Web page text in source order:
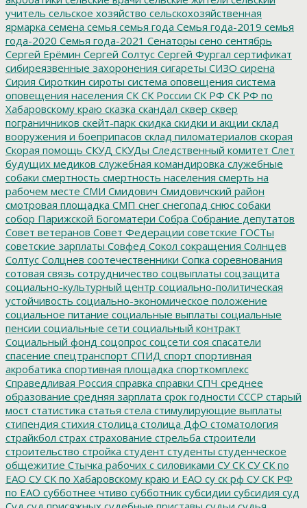
учитель сельское хозяйство сельскохозяйственная
ярмарка семена семья семья года Семья года-2019 семья
года-2020 Семья года-2021 Сенаторы сено сентябрь
Сергей Ерёмин Сергей Солтус Сергей Фургал сертификат
сибиреязвенные захоронения сигареты СИЗО сирена
Сирия Сироткин сироты система оповещения система
оповещения населения СК СК России СК РФ СК РФ по
Хабаровскому краю сказка скандал сквер сквер
пограничников скейт-парк скидка скидки и акции склад
вооружения и боеприпасов склад пиломатериалов скорая
Скорая помощь СКУД СКУДы Следственный комитет Слет
будущих медиков служебная командировка служебные
собаки смертность смертность населения смерть на
рабочем месте СМИ Смидович Смидовичский район
смотровая площадка СМП снег снегопад снюс собаки
собор Парижской Богоматери Собра Собрание депутатов
Совет ветеранов Совет Федерации советские ГОСТы
советские зарплаты Совфед Сокол сокращения Солнцев
Солтус Солцнев соотечественники Сопка соревнования
сотовая связь сотрудничество соцвыплаты соцзащита
социально-культурный центр социально-политическая
устойчивость социально-экономическое положение
социальное питание социальные выплаты социальные
пенсии социальные сети социальный контракт
Социальный фонд соцопрос соцсети соя спасатели
спасение спецтранспорт СПИД спорт спортивная
акробатика спортивная площадка спорткомплекс
Справедливая Россия справка справки СПЧ среднее
образование средняя зарплата срок годности СССР старый
мост статистика статья стела стимулирующие выплаты
стипендия стихия столица столица ДфО стоматология
страйкбол страх страхование стрельба строители
строительство стройка студент студенты студенческое
общежитие Стычка рабочих с силовиками СУ СК СУ СК по
ЕАО СУ СК по Хабаровскому краю и ЕАО су ск рф СУ СК РФ
по ЕАО субботнее чтиво субботник субсидии субсидия суд